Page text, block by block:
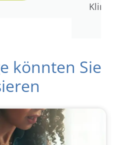
könnten Sie